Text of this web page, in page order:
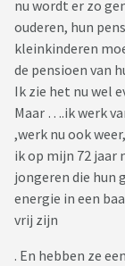
nu wordt er zo
ouderen, hun
kleinkinderen
de pensioen van
Ik zie het nu wel
Maar ….ik werk
,werk nu ook
ik op mijn 72 jaar
jongeren die hun
energie in een
vrij zijn
. En hebben ze